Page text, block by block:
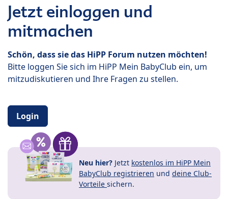
Jetzt einloggen und
mitmachen
Schön, dass sie das HiPP Forum nutzen möchten!
Bitte loggen Sie sich im HiPP Mein BabyClub ein, um
mitzudiskutieren und Ihre Fragen zu stellen.
Login
Neu hier? Jetzt kostenlos im HiPP Mein
BabyClub registrieren und deine Club-
Vorteile sichern.